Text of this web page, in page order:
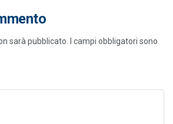
sarà pubblicato. I campi obbligatori sono